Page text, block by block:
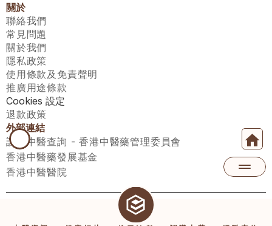
關於
聯絡我們
常見問題
關於我們
隱私政策
使用條款及免責聲明
推廣用途條款
Cookies 設定
退款政策
外部連結
註冊中醫查詢 - 香港中醫藥管理委員會
香港中醫藥發展基金
香港中醫醫院
醫師匯有限公司 ECWAY LIMITED Copyright 2026© All rights
reserved. 台灣地區：統一編號：00531876 稅籍編號：A100320069